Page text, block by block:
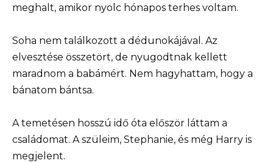
meghalt, amikor nyolc hónapos terhes voltam.
Soha nem találkozott a dédunokájával. Az
elvesztése összetört, de nyugodtnak kellett
maradnom a babámért. Nem hagyhattam, hogy a
bánatom bántsa.
A temetésen hosszú idő óta először láttam a
családomat. A szüleim, Stephanie, és még Harry is
megjelent.